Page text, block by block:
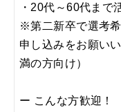
・20代～60代まで
※第二新卒で選考希
申し込みをお願い
満の方向け）
ー こんな方歓迎！